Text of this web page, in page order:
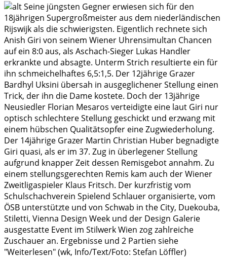
Seine jüngsten Gegner erwiesen sich für den
18jährigen Supergroßmeister aus dem niederländischen
Rijswijk als die schwierigsten. Eigentlich rechnete sich
Anish Giri von seinem Wiener Uhrensimultan Chancen
auf ein 8:0 aus, als Aschach-Sieger Lukas Handler
erkrankte und absagte. Unterm Strich resultierte ein für
ihn schmeichelhaftes 6,5:1,5. Der 12jährige Grazer
Bardhyl Uksini übersah in ausgeglichener Stellung einen
Trick, der ihn die Dame kostete. Doch der 13jährige
Neusiedler Florian Mesaros verteidigte eine laut Giri nur
optisch schlechtere Stellung geschickt und erzwang mit
einem hübschen Qualitätsopfer eine Zugwiederholung.
Der 14jährige Grazer Martin Christian Huber begnadigte
Giri quasi, als er im 37. Zug in überlegener Stellung
aufgrund knapper Zeit dessen Remisgebot annahm. Zu
einem stellungsgerechten Remis kam auch der Wiener
Zweitligaspieler Klaus Fritsch. Der kurzfristig vom
Schulschachverein Spielend Schlauer organisierte, vom
ÖSB unterstützte und von Schwab in the City, Duekouba,
Stiletti, Vienna Design Week und der Design Galerie
ausgestatte Event im Stilwerk Wien zog zahlreiche
Zuschauer an. Ergebnisse und 2 Partien siehe
"Weiterlesen" (wk, Info/Text/Foto: Stefan Löffler)